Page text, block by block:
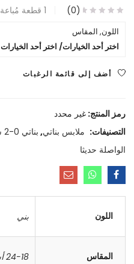
(0)
1 قطعة مُباعة
اللون, المقاس
اختر أحد الخيارات/ اختر أحد الخيارات
أضف إلى قائمة الرغبات
رمز المنتج:غير محدد
التصنيفات: ملابس بناتي, بناتي 0-2 سنوات
الواصلة حديثا
اللون بني
المقاس 24-18 أشهر